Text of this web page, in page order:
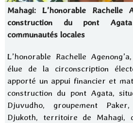
Mahagi: L’honorable Rachelle
construction du pont
communautés locales
L’honorable Rachelle
élue de la circonscription
apporté un appui financier et
construction du pont Agata,
Djuvudho, groupement
Djukoth, territoire de Mahagi,